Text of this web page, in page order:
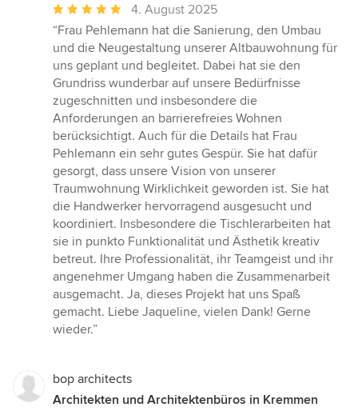
Durchschnittliche
Bewertung:
5
von
5
Sternen
4. August 2025
“Frau Pehlemann hat die Sanierung, den Umbau
und die Neugestaltung unserer Altbauwohnung für
uns geplant und begleitet. Dabei hat sie den
Grundriss wunderbar auf unsere Bedürfnisse
zugeschnitten und insbesondere die
Anforderungen an barrierefreies Wohnen
berücksichtigt. Auch für die Details hat Frau
Pehlemann ein sehr gutes Gespür. Sie hat dafür
gesorgt, dass unsere Vision von unserer
Traumwohnung Wirklichkeit geworden ist. Sie hat
die Handwerker hervorragend ausgesucht und
koordiniert. Insbesondere die Tischlerarbeiten hat
sie in punkto Funktionalität und Ästhetik kreativ
betreut. Ihre Professionalität, ihr Teamgeist und ihr
angenehmer Umgang haben die Zusammenarbeit
ausgemacht. Ja, dieses Projekt hat uns Spaß
gemacht. Liebe Jaqueline, vielen Dank! Gerne
wieder.”
bop architects
Architekten und Architektenbüros in Kremmen